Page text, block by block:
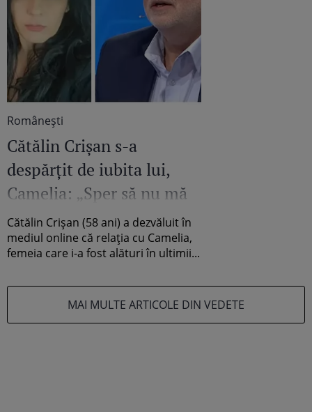
Româneşti
Cătălin Crișan s-a
despărțit de iubita lui,
Camelia: „Sper să nu mă
întrebați...”
Cătălin Crișan (58 ani) a dezvăluit în
mediul online că relația cu Camelia,
femeia care i-a fost alături în ultimii...
MAI MULTE ARTICOLE DIN VEDETE